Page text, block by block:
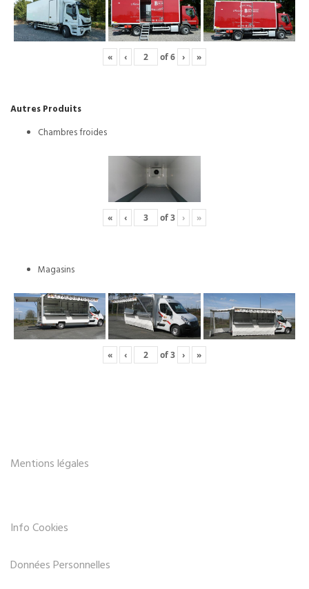
« ‹ of6 › »
Autres Produits
Chambres froides
« ‹ of3 › »
Magasins
« ‹ of3 › »
Mentions légales
Info Cookies
Données Personnelles